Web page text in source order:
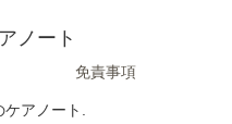
ノート
免責事項
アノート.